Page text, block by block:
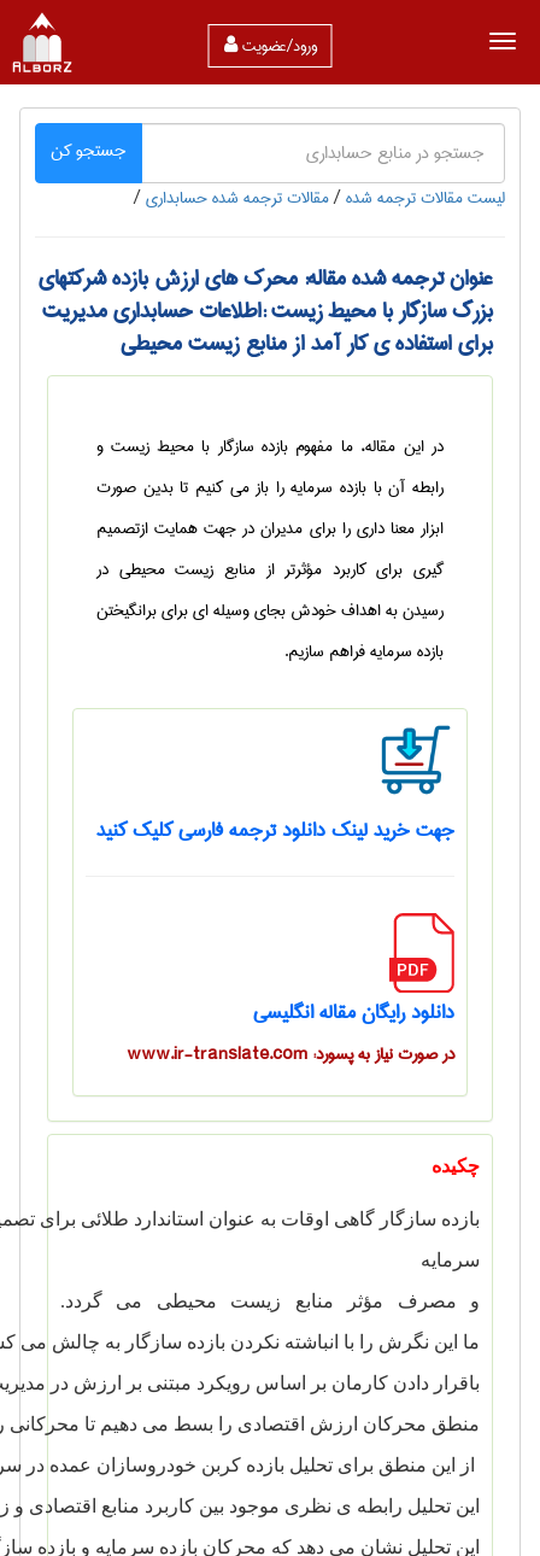
ورود/عضویت
جستجو کن
لیست مقالات ترجمه شده/مقالات ترجمه شده حسابداری/
عنوان ترجمه شده مقاله: محرک های ارزش بازده شرکتهای
بزرگ سازگار با محیط زیست :اطلاعات حسابداری مدیریت
برای استفاده ی کار آمد از منابع زیست محیطی
در این مقاله، ما مفهوم بازده سازگار با محیط زیست و
رابطه آن با بازده سرمایه را باز می کنیم تا بدین صورت
ابزار معنا داری را برای مدیران در جهت همایت ازتصمیم
گیری برای کاربرد مؤثرتر از منابع زیست محیطی در
رسیدن به اهداف خودش بجای وسیله ای برای برانگیختن
بازده سرمایه فراهم سازیم.
جهت خرید لینک دانلود ترجمه فارسی کلیک کنید
دانلود رایگان مقاله انگلیسی
در صورت نیاز به پسورد: www.ir-translate.com
چکیده
بازده سازگار گاهی اوقات به عنوان استاندارد طلائی برای
سرمایه
و
مصرف مؤثر منابع زیست محیطی می
گردد.
ما این نگرش را با انباشته نکردن بازده سازگار به چالش می
باقرار دادن کارمان بر اساس رویکرد مبتنی بر ارزش در
منطق محرکان ارزش اقتصادی را بسط می دهیم تا محرکانی
از
این منطق برای تحلیل بازده کربن خودروسازان عمده در
این تحلیل رابطه ی نظری موجود بین کاربرد منابع اقتصادی و
این تحلیل نشان می دهد که محرکان بازده سرمایه و بازده